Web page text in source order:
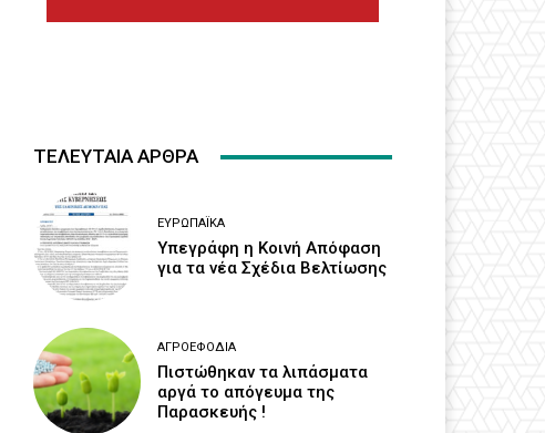
ΤΕΛΕΥΤΑΙΑ ΑΡΘΡΑ
ΕΥΡΩΠΑΪΚΆ
Υπεγράφη η Κοινή Απόφαση
για τα νέα Σχέδια Βελτίωσης
ΑΓΡΟΕΦΌΔΙΑ
Πιστώθηκαν τα λιπάσματα
αργά το απόγευμα της
Παρασκευής !